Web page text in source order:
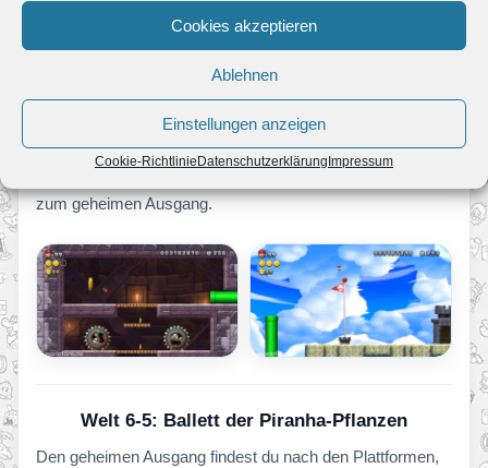
Cookies akzeptieren
Ablehnen
Einstellungen anzeigen
Cookie-Richtlinie Datenschutzerklärung Impressum
Welt 6-Turm: Grrroll-Turm des Grauens
Steig den Turm weiter nach oben, bis zu den zwei
eine kleine grüne Röhre die auf einer großen liegt. Betritt
die kleine und hol dir die dritte Sternenmünze.
zum geheimen Ausgang.
Welt 6-5: Ballett der Piranha-Pflanzen
Den geheimen Ausgang findest du nach den Plattformen,